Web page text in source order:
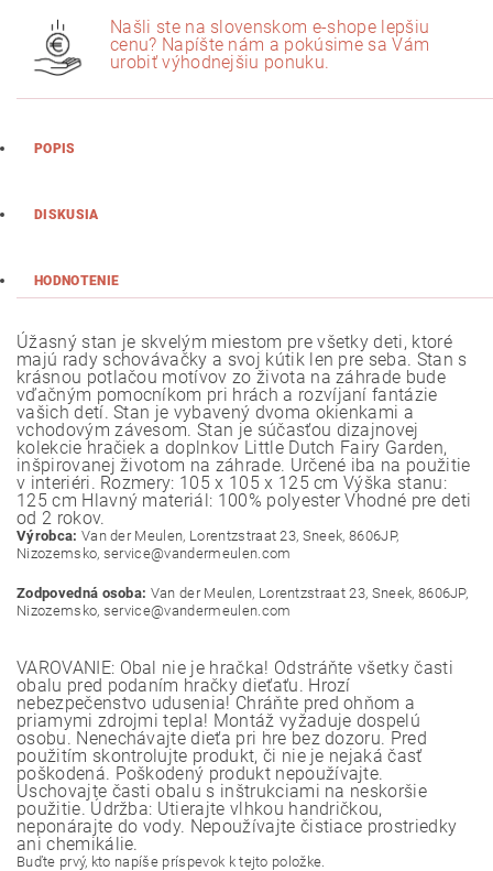
Našli ste na slovenskom e-shope lepšiu
cenu? Napíšte nám a pokúsime sa Vám
urobiť výhodnejšiu ponuku.
POPIS
DISKUSIA
HODNOTENIE
Úžasný stan je skvelým miestom pre všetky deti, ktoré
majú rady schovávačky a svoj kútik len pre seba. Stan s
krásnou potlačou motívov zo života na záhrade bude
vďačným pomocníkom pri hrách a rozvíjaní fantázie
vašich detí. Stan je vybavený dvoma okienkami a
vchodovým závesom. Stan je súčasťou dizajnovej
kolekcie hračiek a doplnkov Little Dutch Fairy Garden,
inšpirovanej životom na záhrade. Určené iba na použitie
v interiéri. Rozmery: 105 x 105 x 125 cm Výška stanu:
125 cm Hlavný materiál: 100% polyester Vhodné pre deti
od 2 rokov.
Výrobca: Van der Meulen, Lorentzstraat 23, Sneek, 8606JP,
Nizozemsko, service@vandermeulen.com
Zodpovedná osoba: Van der Meulen, Lorentzstraat 23, Sneek, 8606JP,
Nizozemsko, service@vandermeulen.com
VAROVANIE: Obal nie je hračka! Odstráňte všetky časti
obalu pred podaním hračky dieťaťu. Hrozí
nebezpečenstvo udusenia! Chráňte pred ohňom a
priamymi zdrojmi tepla! Montáž vyžaduje dospelú
osobu. Nenechávajte dieťa pri hre bez dozoru. Pred
použitím skontrolujte produkt, či nie je nejaká časť
poškodená. Poškodený produkt nepoužívajte.
Uschovajte časti obalu s inštrukciami na neskoršie
použitie. Údržba: Utierajte vlhkou handričkou,
neponárajte do vody. Nepoužívajte čistiace prostriedky
ani chemikálie.
Buďte prvý, kto napíše príspevok k tejto položke.